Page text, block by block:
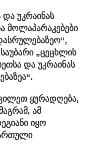
და უკრაინას
მოლაპარაკებები
„ცეცხლის
და უკრაინას
ა“.
ყურადღება,
ამ
იყო